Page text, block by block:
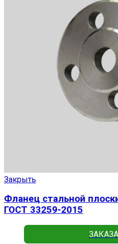
Закрыть
Фланец стальной
ГОСТ 33259-2015